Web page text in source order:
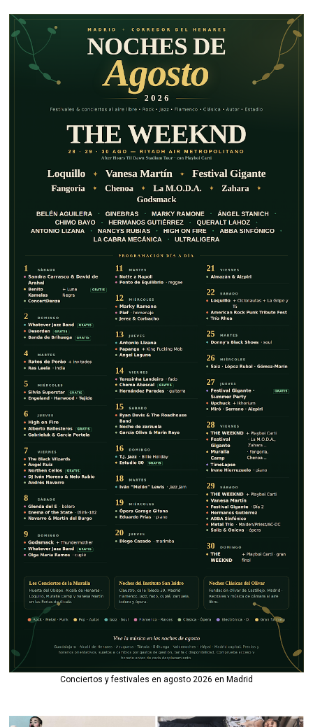
Conciertos y festivales en agosto 2026 en Madrid